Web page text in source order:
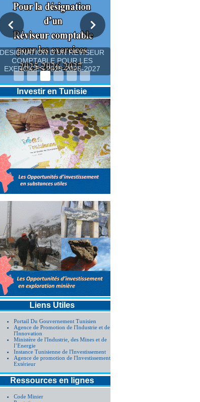
DESIGNATION D’UN REVISEUR
COMPTABLE POUR LES
EXERCICES 2025-2026-2027
Investir en Tunisie
Liens Utiles
Portail Du Gouvernement Tunisien
Agence de Promotion de l'Industrie et de
l'Innovation
Ministère de l'Industrie, des Mines et de
l’Energie
Instance Tunisienne de l'Investissement
Agence de promotion de l'Investissement
Extérieur
Ressources en lignes
Code Minier